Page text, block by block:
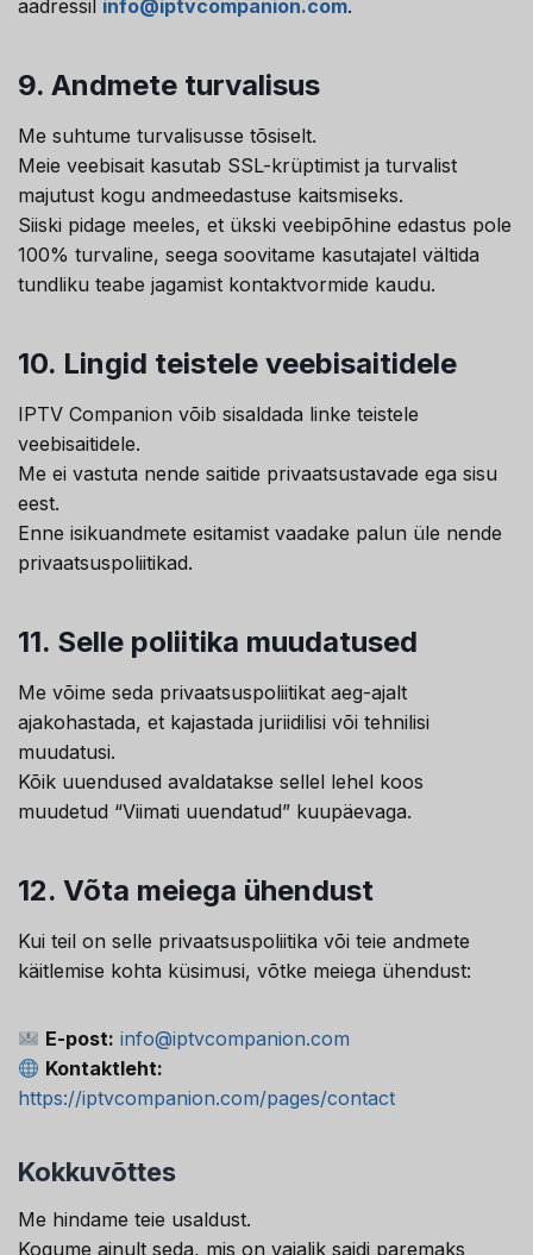
aadressil info@iptvcompanion.com.
9. Andmete turvalisus
Me suhtume turvalisusse tõsiselt.
Meie veebisait kasutab SSL-krüptimist ja turvalist
majutust kogu andmeedastuse kaitsmiseks.
Siiski pidage meeles, et ükski veebipõhine edastus pole
100% turvaline, seega soovitame kasutajatel vältida
tundliku teabe jagamist kontaktvormide kaudu.
10. Lingid teistele veebisaitidele
IPTV Companion võib sisaldada linke teistele
veebisaitidele.
Me ei vastuta nende saitide privaatsustavade ega sisu
eest.
Enne isikuandmete esitamist vaadake palun üle nende
privaatsuspoliitikad.
11. Selle poliitika muudatused
Me võime seda privaatsuspoliitikat aeg-ajalt
ajakohastada, et kajastada juriidilisi või tehnilisi
muudatusi.
Kõik uuendused avaldatakse sellel lehel koos
muudetud “Viimati uuendatud” kuupäevaga.
12. Võta meiega ühendust
Kui teil on selle privaatsuspoliitika või teie andmete
käitlemise kohta küsimusi, võtke meiega ühendust:
E-post: info@iptvcompanion.com
Kontaktleht:
https://iptvcompanion.com/pages/contact
Kokkuvõttes
Me hindame teie usaldust.
Kogume ainult seda, mis on vajalik saidi paremaks
Czech
Latvian